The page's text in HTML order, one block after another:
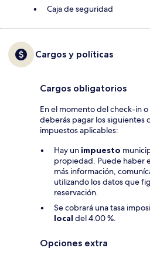
Caja de seguridad
Cargos y políticas
Cargos obligatorios
En el momento del check-in
deberás pagar los siguientes
impuestos aplicables:
Hay unimpuesto
propiedad. Puede haber
más información,
utilizando los datos que
reservación.
Se cobrará una tasa
local del 4.00 %.
Opciones extra